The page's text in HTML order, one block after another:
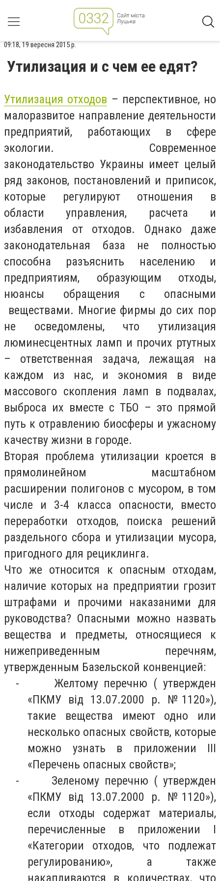
09:18, 19 вересня 2015 р.
Утилизация и с чем ее едят?
Утилизация отходов – перспективное, но
малоразвитое направление деятельности
предприятий, работающих в сфере
экологии. Современное
законодательство Украины имеет целый
ряд законов, постановлений и приписок,
которые регулируют отношения в
области управления, расчета и
избавления от отходов. Однако даже
законодательная база не полностью
способна разъяснить населению и
предприятиям, образующим отходы,
нюансы обращения с опасными
веществами. Многие фирмы до сих пор
не осведомлены, что утилизация
люминесцентных ламп и прочих ртутных
– ответственная задача, лежащая на
каждом из нас, и экономия в виде
массового скопления ламп в подвалах,
выброса их вместе с ТБО – это прямой
путь к отравлению биосферы и ужасному
качеству жизни в городе.
Вторая проблема утилизации кроется в
прямолинейном масштабном
расширении полигонов с мусором, в том
числе и 3-4 класса опасности, вместо
переработки отходов, поиска решений
раздельного сбора и утилизации мусора,
пригодного для рециклинга.
Что же относится к опасным отходам,
наличие которых на предприятии грозит
штрафами и прочими наказаними для
руководства? Опасными можно назвать
вещества и предметы, относящиеся к
нижеприведенным перечням,
утвержденным Базельской конвенцией:
- Желтому перечню ( утвержден
«ПКМУ від 13.07.2000 р. №1120»),
такие вещества имеют одно или
несколько опасных свойств, которые
можно узнать в приложении III
«Перечень опасных свойств»;
- Зеленому перечню ( утвержден
«ПКМУ від 13.07.2000 р. №1120»),
если отходы содержат материалы,
перечисленные в приложении І
«Категории отходов, что подлежат
регулированию», а также
накапливаются в количествах, что